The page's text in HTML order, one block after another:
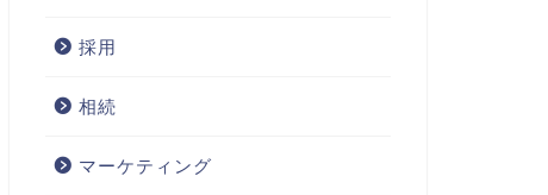
採用
相続
マーケティング